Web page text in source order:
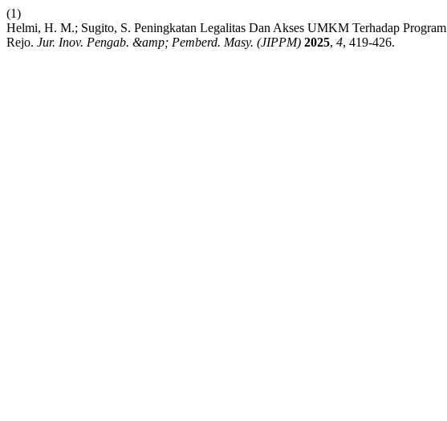
(1)
Helmi, H. M.; Sugito, S. Peningkatan Legalitas Dan Akses UMKM Terhadap
Rejo. Jur. Inov. Pengab. &amp; Pemberd. Masy. (JIPPM) 2025, 4, 419-426.